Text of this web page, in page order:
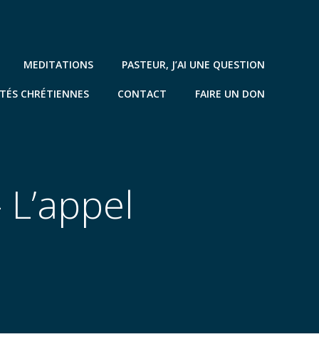
MEDITATIONS PASTEUR, J’AI UNE QUESTION
CHRÉTIENNES CONTACT FAIRE UN DON